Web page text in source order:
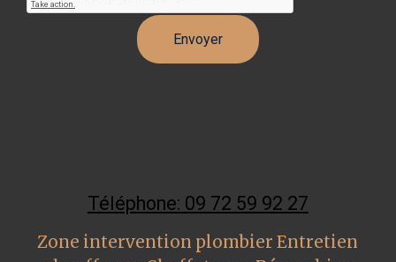
Téléphone: 09 72 59 92 27
Zone intervention plombier Entretien